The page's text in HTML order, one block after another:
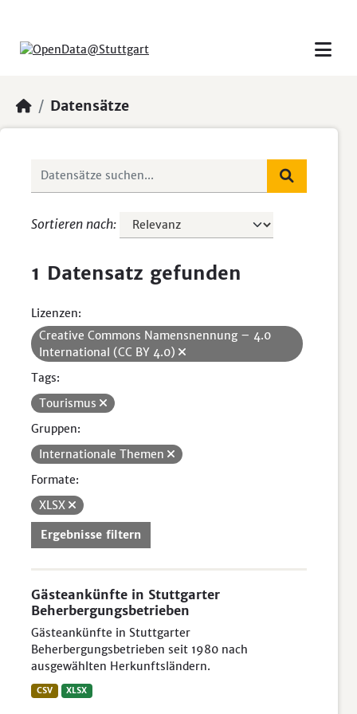
Datensätze
Sortieren nach
1 Datensatz gefunden
Lizenzen:
Creative Commons Namensnennung – 4.0
International (CC BY 4.0)
Tags:
Tourismus
Gruppen:
Internationale Themen
Formate:
XLSX
Ergebnisse filtern
Gästeankünfte in Stuttgarter
Beherbergungsbetrieben
Gästeankünfte in Stuttgarter
Beherbergungsbetrieben seit 1980 nach
ausgewählten Herkunftsländern.
CSV XLSX